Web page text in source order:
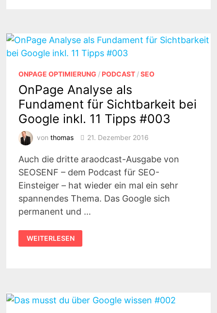
ONPAGE OPTIMIERUNG / PODCAST/SEO
OnPage Analyse als
Fundament für Sichtbarkeit bei
Google inkl. 11 Tipps #003
von thomas 21. Dezember 2016
Auch die dritte araodcast-Ausgabe von
SEOSENF – dem Podcast für SEO-
Einsteiger – hat wieder ein mal ein sehr
spannendes Thema. Das Google sich
permanent und …
ONPAGE
ANALYSE
ALS
TIPPS
WEITERLESEN